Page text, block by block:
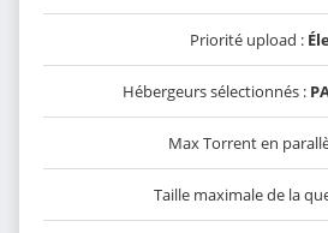
Priorité upload :
Hébergeurs sélectionnés :
Max Torrent en
Taille maximale de la